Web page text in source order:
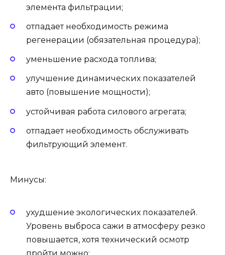
элемента фильтрации;
отпадает необходимость режима
регенерации (обязательная процедура);
уменьшение расхода топлива;
улучшение динамических показателей
авто (повышение мощности);
устойчивая работа силового агрегата;
отпадает необходимость обслуживать
фильтрующий элемент.
Минусы:
ухудшение экологических показателей.
Уровень выброса сажи в атмосферу резко
повышается, хотя технический осмотр